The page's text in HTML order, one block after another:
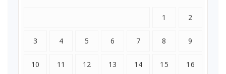
1 2
3 4 5 6 7 8 9
10 11 12 13 14 15 16